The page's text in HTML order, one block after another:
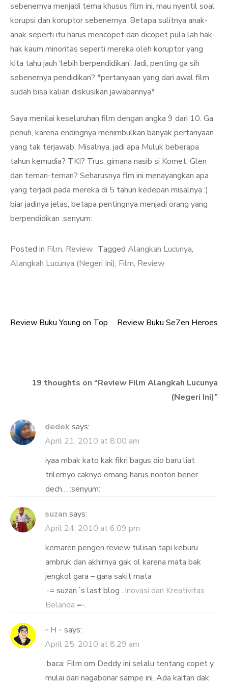
sebenernya menjadi tema khusus film ini, mau nyentil soal
korupsi dan koruptor sebenernya. Betapa sulitnya anak-
anak seperti itu harus mencopet dan dicopet pula lah hak-
hak kaum minoritas seperti mereka oleh koruptor yang
kita tahu jauh ‘lebih berpendidikan’. Jadi, penting ga sih
sebenernya pendidikan? *pertanyaan yang dari awal film
sudah bisa kalian diskusikan jawabannya*
Saya menilai keseluruhan film dengan angka 9 dari 10. Ga
penuh, karena endingnya menimbulkan banyak pertanyaan
yang tak terjawab. Misalnya, jadi apa Muluk beberapa
tahun kemudia? TKI? Trus, gimana nasib si Komet, Glen
dan teman-teman? Seharusnya flm ini menayangkan apa
yang terjadi pada mereka di 5 tahun kedepan misalnya :)
biar jadinya jelas, betapa pentingnya menjadi orang yang
berpendidikan :senyum:
Posted in Film, Review Tagged Alangkah Lucunya,
Alangkah Lucunya (Negeri Ini), Film, Review
Post
Review Buku Young on Top Review Buku Se7en Heroes
19 thoughts on “Review Film Alangkah Lucunya
(Negeri Ini)”
dedeksays:
April 21, 2010 at 8:00 am
iyaa mbak kato kak fikri bagus dio baru liat
trilernyo caknyo emang harus nonton bener
dech… :senyum:
suzan says:
April 24, 2010 at 6:09 pm
kemaren pengen review tulisan tapi keburu
ambruk dan akhirnya gak ol karena mata bak
jengkol gara – gara sakit mata
.-= suzan´s last blog ..Inovasi dan Kreativitas
Belanda =-.
- H - says:
April 25, 2010 at 8:29 am
:baca: Film om Deddy ini selalu tentang copet y,
mulai dari nagabonar sampe ini. Ada kaitan dak